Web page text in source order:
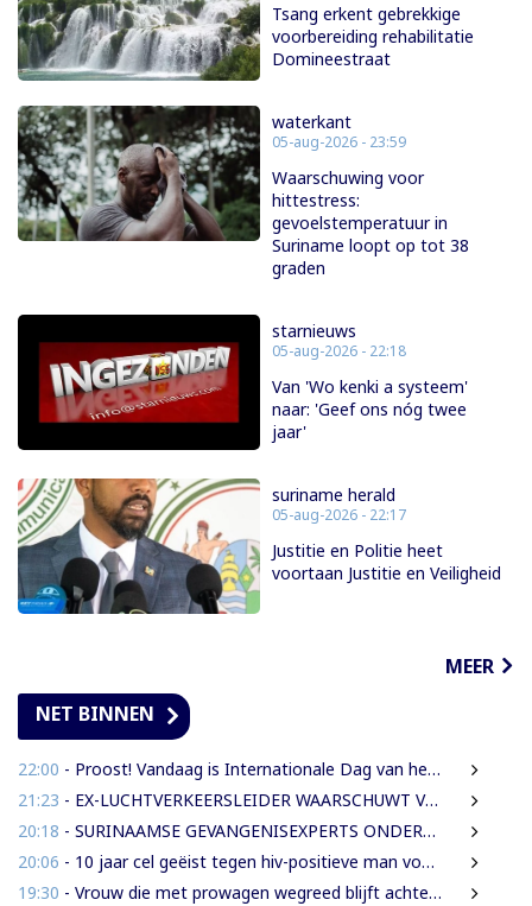
Tsang erkent gebrekkige
voorbereiding rehabilitatie
Domineestraat
waterkant
05-aug-2026 - 23:59
Waarschuwing voor
hittestress:
gevoelstemperatuur in
Suriname loopt op tot 38
graden
starnieuws
05-aug-2026 - 22:18
Van 'Wo kenki a systeem'
naar: 'Geef ons nóg twee
jaar'
suriname herald
05-aug-2026 - 22:17
Justitie en Politie heet
voortaan Justitie en Veiligheid
MEER
NET BINNEN
22:00 - Proost! Vandaag is Internationale Dag van het Bier
21:23 - EX-LUCHTVERKEERSLEIDER WAARSCHUWT VOOR RISICO’S VLIEGVEILIGHEID
20:18 - SURINAAMSE GEVANGENISEXPERTS ONDERSTEUNEN JEUGDINRICHTING CURAÇAO
20:06 - 10 jaar cel geëist tegen hiv-positieve man voor vrijheidsberoving, mishandeling en verkrachting van sekswerkster
19:30 - Vrouw die met prowagen wegreed blijft achter tralies